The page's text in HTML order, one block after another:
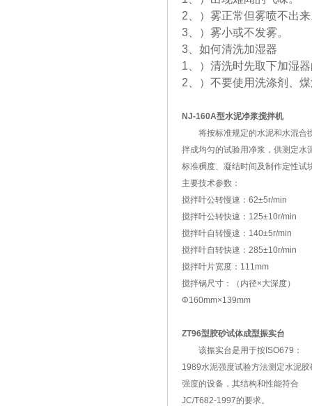
2、）雾正常但雾喷不出
3、）雾小或不发雾。
3、如何清洗加湿器
1、）清洗时先取下加湿
2、）不要使用洗涤剂、
NJ-160A型水泥净浆搅拌机
将按标准规定的水泥和水混合
拌成均匀的试验用净浆，供测定水
标准稠度、凝结时间及制作定性试
主要技术参数：
搅拌叶公转慢速：62±5r/min
搅拌叶公转快速：125±10r/min
搅拌叶自转慢速：140±5r/min
搅拌叶自转快速：285±10r/min
搅拌叶片宽度：111mm
搅拌锅尺寸：（内径×大深度）
Φ160mm×139mm
ZT96型胶砂试体成型振实台
该振实台是用于按ISO679：
1989水泥强度试验方法测定水泥胶
强度的设备，其结构和性能符合
JC/T682-1997的要求。